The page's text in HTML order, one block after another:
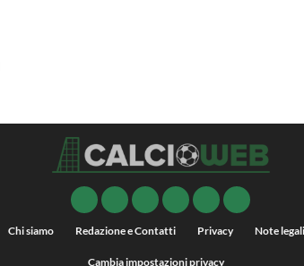
Chi siamo Redazione e Contatti Privacy Note legali
Cambia impostazioni privacy